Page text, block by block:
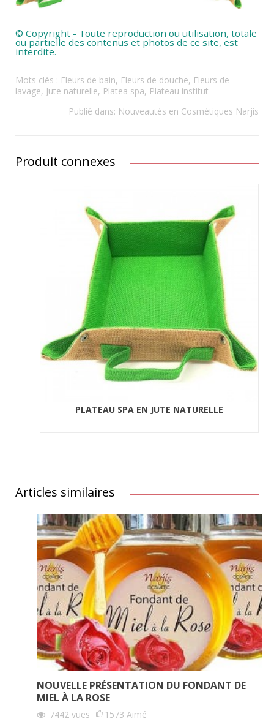
© Copyright - Toute reproduction ou utilisation, totale
ou partielle des contenus et photos de ce site, est
interdite.
Mots clés : Fleurs de bain, Fleurs de douche, Fleurs de
lavage, Jute naturelle, Platea spa, Plateau institut
Publié dans: Nouveautés en Cosmétiques Narjis
Produit connexes
PLATEAU SPA EN JUTE NATURELLE
Articles similaires
NOUVELLE PRÉSENTATION DU FONDANT DE
MIEL À LA ROSE
7442 vues 1573 Aimé